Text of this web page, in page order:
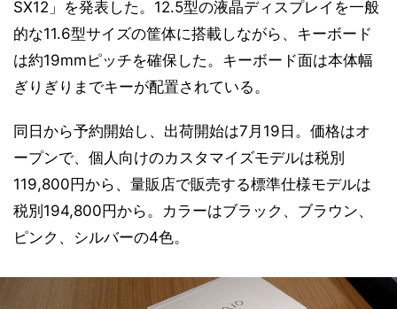
SX12」を発表した。12.5型の液晶ディスプレイを一般
的な11.6型サイズの筐体に搭載しながら、キーボード
は約19mmピッチを確保した。キーボード面は本体幅
ぎりぎりまでキーが配置されている。
同日から予約開始し、出荷開始は7月19日。価格はオ
ープンで、個人向けのカスタマイズモデルは税別
119,800円から、量販店で販売する標準仕様モデルは
税別194,800円から。カラーはブラック、ブラウン、
ピンク、シルバーの4色。